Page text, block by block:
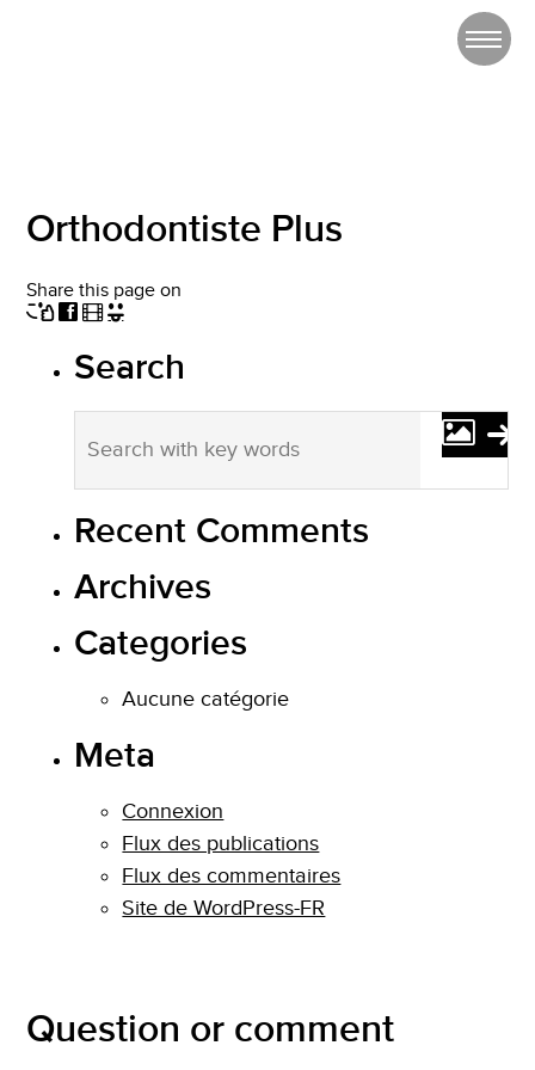
Orthodontiste Plus
Share this page on
Search
Recent Comments
Archives
Categories
Aucune catégorie
Meta
Connexion
Flux des publications
Flux des commentaires
Site de WordPress-FR
Question or comment